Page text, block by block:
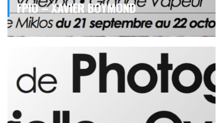
FPIO – XAVIER BOYMOND